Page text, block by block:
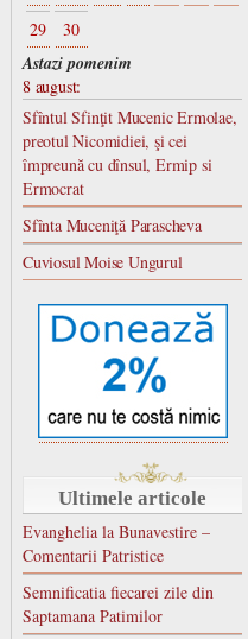
29
30
Astazi pomenim
8 august:
Sfîntul Sfinţit Mucenic Ermolae,
preotul Nicomidiei, şi cei
împreună cu dînsul, Ermip si
Ermocrat
Sfînta Muceniţă Parascheva
Cuviosul Moise Ungurul
Ultimele articole
Evanghelia la Bunavestire –
Comentarii Patristice
Semnificatia fiecarei zile din
Saptamana Patimilor